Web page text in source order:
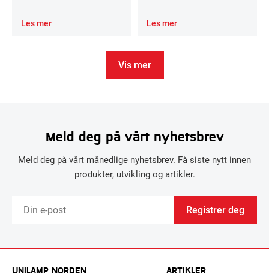
Les mer Les mer
Vis mer
Meld deg på vårt nyhetsbrev
Meld deg på vårt månedlige nyhetsbrev. Få siste nytt innen
produkter, utvikling og artikler.
Registrer deg
UNILAMP NORDEN
ARTIKLER